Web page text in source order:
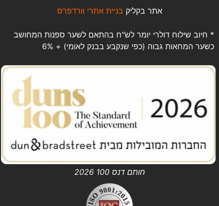
אתר בקליק בניית אתרי וורדפרס
* חיוב שילוח דולרי יומר לש"ח בהתאם לשער ספנות המחושב
כשער המחאות גבוה (כפי שנקבע בבנק לאומי) + 6%
חותם דנס 100 2026